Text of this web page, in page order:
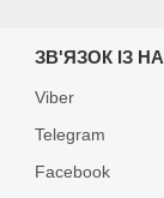
ЗВ'ЯЗОК ІЗ
Viber
Telegram
Facebook